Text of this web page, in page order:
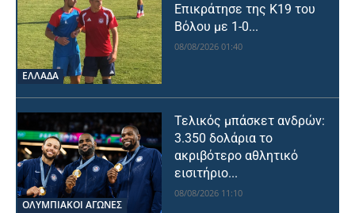
ΕΛΛΑΔΑ
Επικράτησε της Κ19 του
Βόλου με 1-0...
08/08/2026 01:40
ΟΛΥΜΠΙΑΚΟΊ ΑΓΏΝΕΣ
Τελικός μπάσκετ ανδρών:
3.350 δολάρια το
ακριβότερο αθλητικό
εισιτήριο...
08/08/2026 11:10